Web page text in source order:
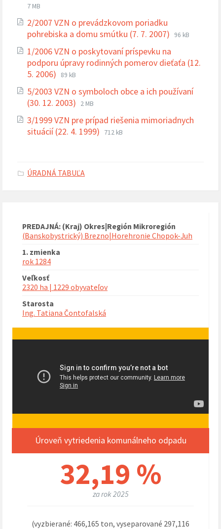
7 MB
2/2007 VZN o prevádzkovom poriadku
pohrebiska a domu smútku (7. 7. 2007) Prípona
Veľkosť
96 kB
1/2006 VZN o poskytovaní príspevku na
podporu úpravy rodinných pomerov dieťaťa (12.
5. 2006) Prípona
pdf
Veľkosť
89 kB
5/2003 VZN o symboloch obce a ich používaní
(30. 12. 2003) Prípona
pdf
Veľkosť
súboru:
2 MB
3/1999 VZN pre prípad riešenia mimoriadnych
situácií (22. 4. 1999) Prípona
Veľkosť
712 kB
ÚRADNÁ TABUĽA
PREDAJNÁ: (Kraj) Okres|Región Mikroregión
(Banskobystrický) Brezno|Horehronie Chopok-Juh
1. zmienka
rok 1284
Veľkosť
2320 ha | 1229 obyvateľov
Starosta
Ing. Tatiana Čontofalská
Úroveň vytriedenia komunálneho odpadu
32,19 %
za rok 2025
(vyzbierané: 466,165 ton, vyseparované 297,116